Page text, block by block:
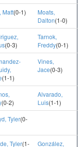
Matt(0-1)
Moats,
Dalton(1-0)
(0-3)
Tarnok,
Freddy(0-1)
(1-1)
Vines,
Jace(0-3)
(0-2)
Alvarado,
Luis(1-1)
Tyler(0-
Tyler(1- González,